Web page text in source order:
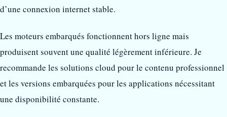
d’une connexion internet stable.
Les moteurs embarqués fonctionnent hors ligne mais
produisent souvent une qualité légèrement inférieure. Je
recommande les solutions cloud pour le contenu professionnel
et les versions embarquées pour les applications nécessitant
une disponibilité constante.